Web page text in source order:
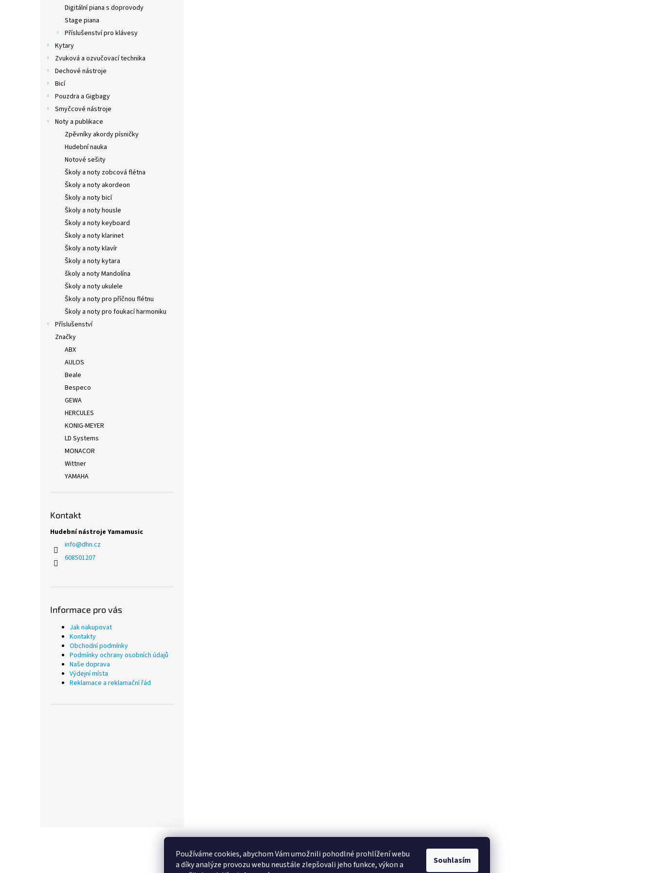
Používáme cookies, abychom Vám umožnili pohodlné prohlížení webu
a díky analýze provozu webu neustále zlepšovali jeho funkce, výkon a
Souhlasím
Digitální piana s doprovody
Stage piana
Příslušenství pro klávesy
Kytary
Zvuková a ozvučovací technika
Dechové nástroje
Bicí
Pouzdra a Gigbagy
Smyčcové nástroje
Noty a publikace
Zpěvníky akordy písničky
Hudební nauka
Notové sešity
Školy a noty zobcová flétna
Školy a noty akordeon
Školy a noty bicí
Školy a noty housle
Školy a noty keyboard
Školy a noty klarinet
Školy a noty klavír
Školy a noty kytara
školy a noty Mandolína
Školy a noty ukulele
Školy a noty pro příčnou flétnu
Školy a noty pro foukací harmoniku
Příslušenství
Značky
ABX
AULOS
Beale
Bespeco
GEWA
HERCULES
KONIG-MEYER
LD Systems
MONACOR
Wittner
YAMAHA
Kontakt
Hudební nástroje Yamamusic
info@dhn.cz
608501207
Informace pro vás
Jak nakupovat
Kontakty
Obchodní podmínky
Podmínky ochrany osobních údajů
Naše doprava
Výdejní místa
Reklamace a reklamační řád